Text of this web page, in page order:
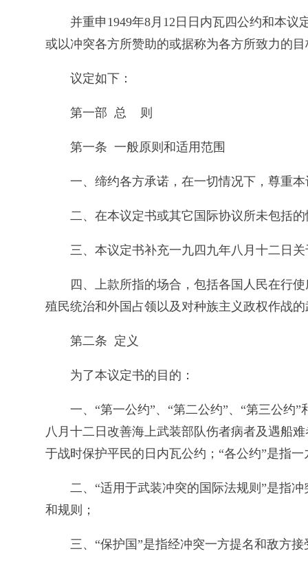
并重申1949年8月12日日内瓦四公约和本
或以冲突各方所赞助的或据称为各方所致力的
议定如下：
第一部 总 则
第一条 一般原则和适用范围
一、缔约各方承诺，在一切情况下，尊重
二、在本议定书或其它国际协议所未包括
三、本议定书补充一九四九年八月十二日
四、上款所指的场合，包括各国人民在行
殖民统治和外国占领以及对种族主义政权作战
第二条 定义
为了本议定书的目的：
一、“第一公约”、“第二公约”、“第三公约
八月十二日改善海上武装部队伤者病者及遇船
于战时保护平民的日内瓦公约；“各公约”是指
二、“适用于武装冲突的国际法规则”是指
和规则；
三、“保护国”是指经冲突一方提名和敌方